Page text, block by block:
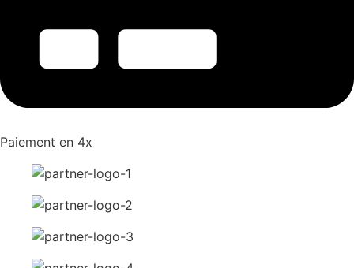
Paiement en 4x